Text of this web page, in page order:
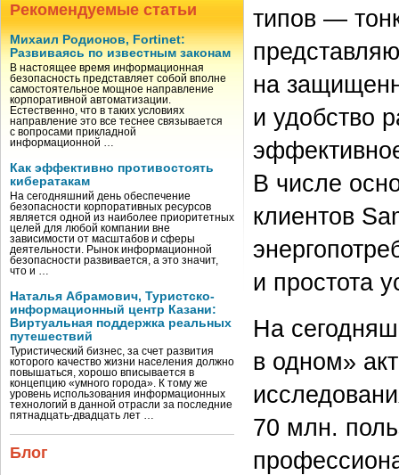
Рекомендуемые статьи
Михаил Родионов, Fortinet:
Развиваясь по известным законам
В настоящее время информационная
безопасность представляет собой вполне
самостоятельное мощное направление
корпоративной автоматизации.
Естественно, что в таких условиях
направление это все теснее связывается
с вопросами прикладной
информационной …
Как эффективно противостоять
кибератакам
На сегодняшний день обеспечение
безопасности корпоративных ресурсов
является одной из наиболее приоритетных
целей для любой компании вне
зависимости от масштабов и сферы
деятельности. Рынок информационной
безопасности развивается, а это значит,
что и …
Наталья Абрамович, Туристско-
информационный центр Казани:
Виртуальная поддержка реальных
путешествий
Туристический бизнес, за счет развития
которого качество жизни населения должно
повышаться, хорошо вписывается в
концепцию «умного города». К тому же
уровень использования информационных
технологий в данной отрасли за последние
пятнадцать-двадцать лет …
Блог
типов —
на
и удобство
В числе
клиентов
и простота
На
в одном»
70 млн.